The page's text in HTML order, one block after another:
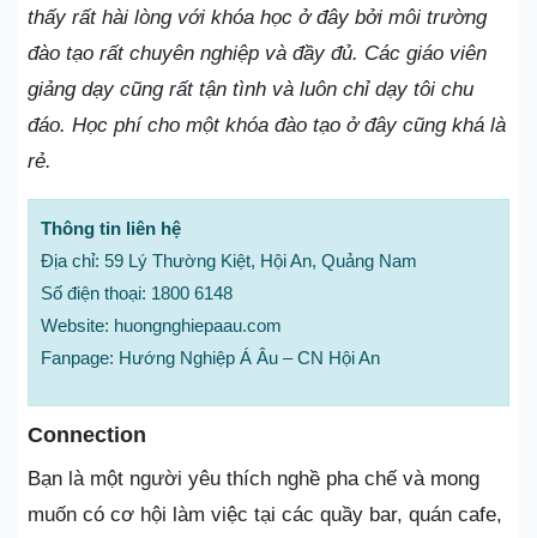
thấy rất hài lòng với khóa học ở đây bởi môi trường
đào tạo rất chuyên nghiệp và đầy đủ. Các giáo viên
giảng dạy cũng rất tận tình và luôn chỉ dạy tôi chu
đáo. Học phí cho một khóa đào tạo ở đây cũng khá là
rẻ.
Thông tin liên hệ
Địa chỉ: 59 Lý Thường Kiệt, Hội An, Quảng Nam
Số điện thoại: 1800 6148
Website: huongnghiepaau.com
Fanpage: Hướng Nghiệp Á Âu – CN Hội An
Connection
Bạn là một người yêu thích nghề pha chế và mong
muốn có cơ hội làm việc tại các quầy bar, quán cafe,